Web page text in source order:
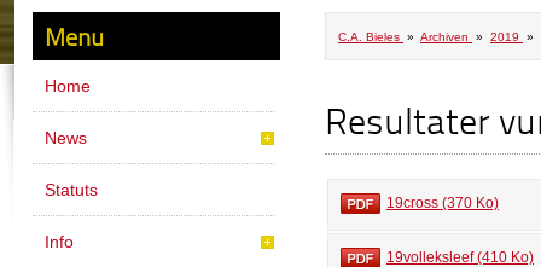
Menu
Home
News
Statuts
Info
C.A. Bieles » Archiven » 2019 »
Resultater
19cross (370 Ko)
19volleksleef (410 Ko)